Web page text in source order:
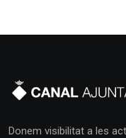
Donem visibilitat a les